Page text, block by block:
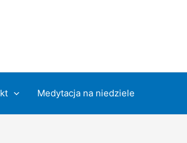
Medytacja na niedziele